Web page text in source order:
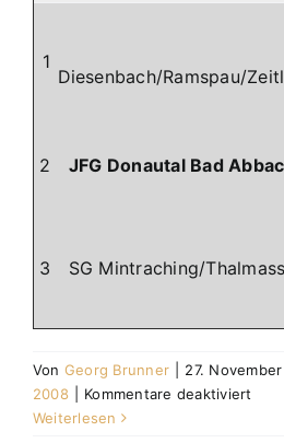
1
Diesenbach/Ramspau/
2 JFG Donautal Bad
3 SG Mintraching/
Von Georg Brunner 27.
2008
Kommentare deaktiviert
Weiterlesen